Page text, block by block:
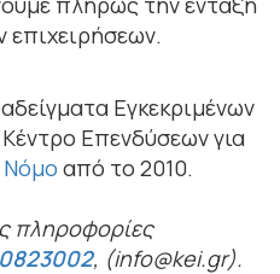
επιχειρήσεων.
Εγκεκριμένων
Επενδύσεων για
Νόμο από το 2010.
πληροφορίες
, (info@kei.gr).